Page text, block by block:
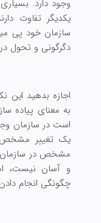
وجود دارد.
یکدیگر تفاوت
سازمان خود پی
دگرگونی و تحول
اجازه بدهید این
به معنای پیاده
است در سازمان
یک تغییر مشخص
مشخص در سازمان
و آسان نیست،
چگونگی انجام